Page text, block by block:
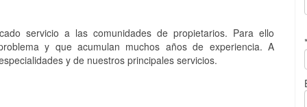
servicio a las comunidades de propietarios. Para ello
y que acumulan muchos años de experiencia. A
y de nuestros principales servicios.